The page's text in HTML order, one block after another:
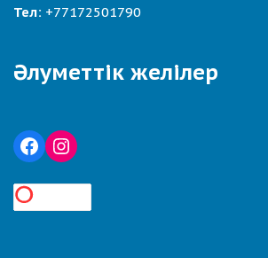
Тел: +77172501790
Әлуметтік желілер